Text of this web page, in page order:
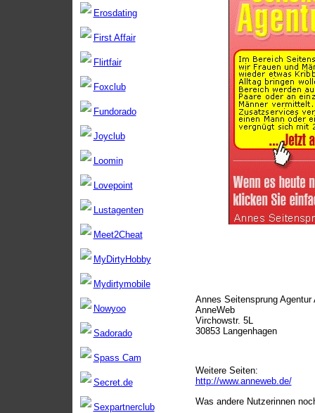
Erosdating
First Affair
Flirtfair
Foxclub
Fundorado
Joyclub
Loomin
Lovepoint
Lustagenten
Meet2Cheat
MyDirtyHobby
Mydirtymobile
Nowyoo
Sadorado
Spass Cam
Secret.de
Sexpartnerclub
Annes Seitensprung Agentur
AnneWeb
Virchowstr. 5L
30853 Langenhagen
Weitere Seiten:
http://www.anneweb.de/
Was andere Nutzerinnen